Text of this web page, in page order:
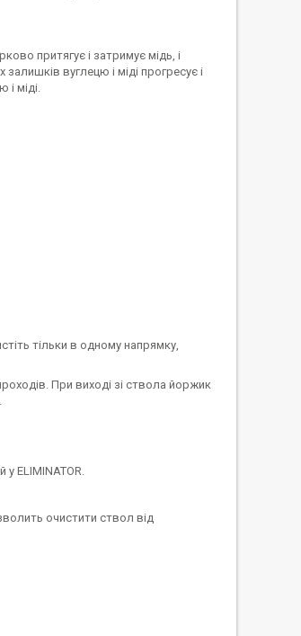
притягує і затримує мідь, і
вуглецю і міді прогресує і
міді.
тільки в одному напрямку,
При виході зі ствола йоржик
ELIMINATOR.
очистити ствол від